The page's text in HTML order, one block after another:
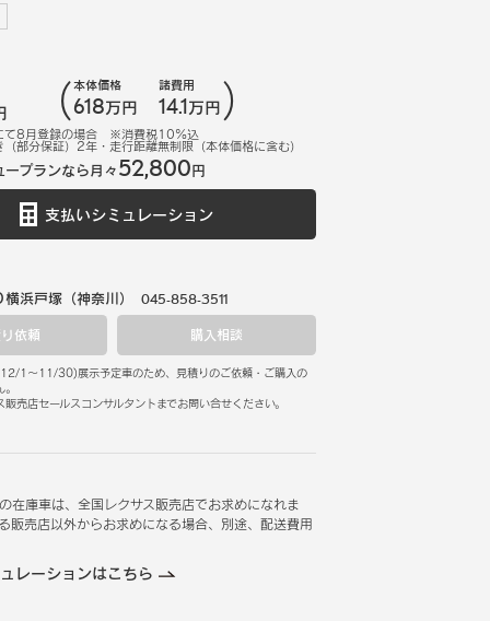
本体価格
618万円
諸費用
14.1万円
て8 月登録の場合 ※消費税10%込
部分保証）2年・走行距離無制限（本体価格に含む）
ープランなら月々52,800円
支払いシミュレーション
横浜戸塚（神奈川） 045-858-3511
依頼 購入相談
12/1 ～ 11/30)展示予定車のため、見積りのご依頼・ご購入の
売店セールスコンサルタントまでお問い合せください。
在庫車は、全国レクサス販売店でお求めになれま
販売店以外からお求めになる場合、別途、配送費用
レーションはこちら